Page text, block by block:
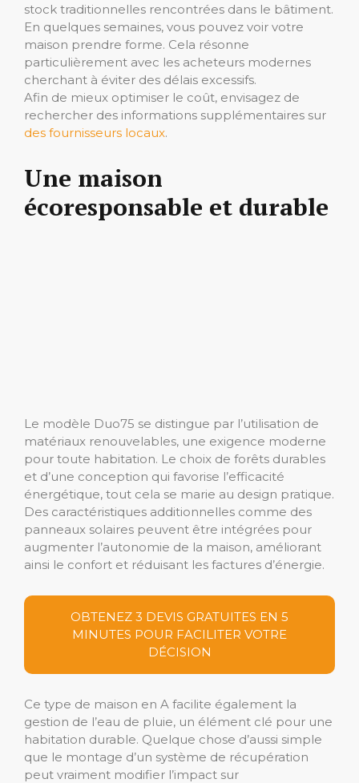
stock traditionnelles rencontrées dans le bâtiment.
En quelques semaines, vous pouvez voir votre
maison prendre forme. Cela résonne
particulièrement avec les acheteurs modernes
cherchant à éviter des délais excessifs.
Afin de mieux optimiser le coût, envisagez de
rechercher des informations supplémentaires sur
des fournisseurs locaux.
Une maison
écoresponsable et durable
Le modèle Duo75 se distingue par l’utilisation de
matériaux renouvelables, une exigence moderne
pour toute habitation. Le choix de forêts durables
et d’une conception qui favorise l’efficacité
énergétique, tout cela se marie au design pratique.
Des caractéristiques additionnelles comme des
panneaux solaires peuvent être intégrées pour
augmenter l’autonomie de la maison, améliorant
ainsi le confort et réduisant les factures d’énergie.
OBTENEZ 3 DEVIS GRATUITES EN 5
MINUTES POUR FACILITER VOTRE
DÉCISION
Ce type de maison en A facilite également la
gestion de l’eau de pluie, un élément clé pour une
habitation durable. Quelque chose d’aussi simple
que le montage d’un système de récupération
peut vraiment modifier l’impact sur